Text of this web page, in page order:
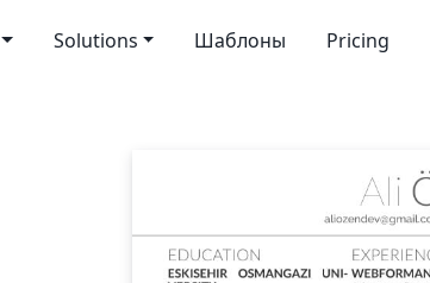
Solutions Шаблоны Pricing